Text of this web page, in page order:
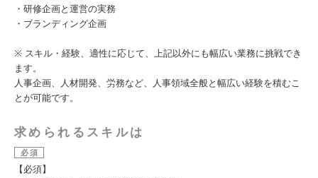
・研修企画と運営の実務
・ブランディング企画
※ スキル・経験、適性に応じて、上記以外にも幅広い業務に挑戦でき
ます。
人事企画、人材開発、労務など、人事領域全般と幅広い経験を積むこ
とが可能です。
求められるスキルは
必須
【必須】